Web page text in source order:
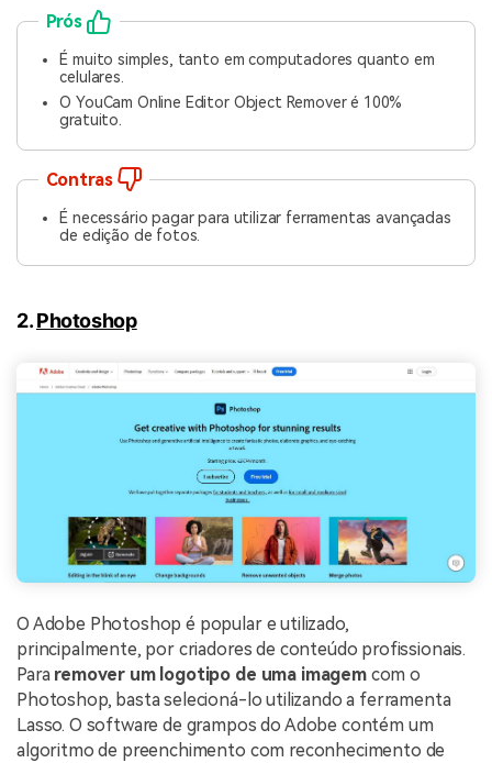
Prós
É muito simples, tanto em computadores quanto em
celulares.
O YouCam Online Editor Object Remover é 100%
gratuito.
Contras
É necessário pagar para utilizar ferramentas avançadas
de edição de fotos.
2.Photoshop
O Adobe Photoshop é popular e utilizado,
principalmente, por criadores de conteúdo profissionais.
Para remover um logotipo de uma imagemcom o
Photoshop, basta selecioná-lo utilizando a ferramenta
Lasso. O software de grampos do Adobe contém um
algoritmo de preenchimento com reconhecimento de